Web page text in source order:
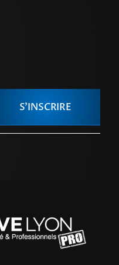
S'INSCRIRE